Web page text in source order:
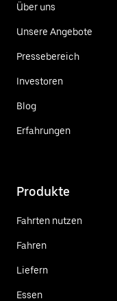
Über uns
Unsere Angebote
Pressebereich
Investoren
Blog
Erfahrungen
Produkte
Fahrten nutzen
Fahren
Liefern
Essen